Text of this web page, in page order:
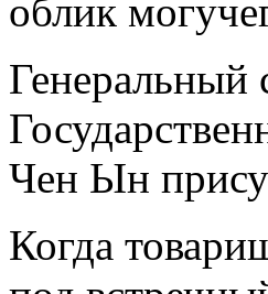
облик
Генеральный
Чен Ын
Когда